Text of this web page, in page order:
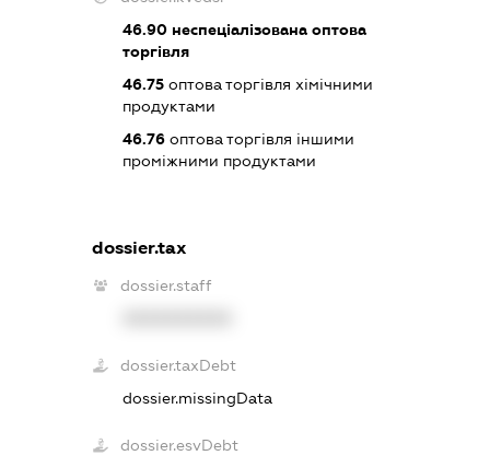
46.90неспеціалізована оптова
торгівля
46.75оптова торгівля хімічними
продуктами
46.76оптова торгівля іншими
проміжними продуктами
dossier.tax
dossier.staff
dossier.taxDebt
dossier.missingData
dossier.esvDebt